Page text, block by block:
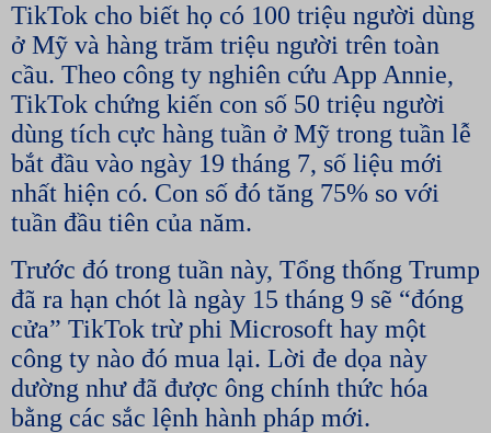
TikTok cho biết họ có 100 triệu người dùng
ở Mỹ và hàng trăm triệu người trên toàn
cầu. Theo công ty nghiên cứu App Annie,
TikTok chứng kiến con số 50 triệu người
dùng tích cực hàng tuần ở Mỹ trong tuần lễ
bắt đầu vào ngày 19 tháng 7, số liệu mới
nhất hiện có. Con số đó tăng 75% so với
tuần đầu tiên của năm.
Trước đó trong tuần này, Tổng thống Trump
đã ra hạn chót là ngày 15 tháng 9 sẽ “đóng
cửa” TikTok trừ phi Microsoft hay một
công ty nào đó mua lại. Lời đe dọa này
dường như đã được ông chính thức hóa
bằng các sắc lệnh hành pháp mới.